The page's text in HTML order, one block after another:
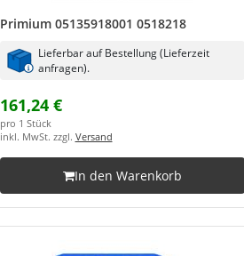
Primium 05135918001 0518218
Lieferbar auf Bestellung (Lieferzeit
anfragen).
161,24 €
pro 1 Stück
inkl. MwSt. zzgl. Versand
In den Warenkorb